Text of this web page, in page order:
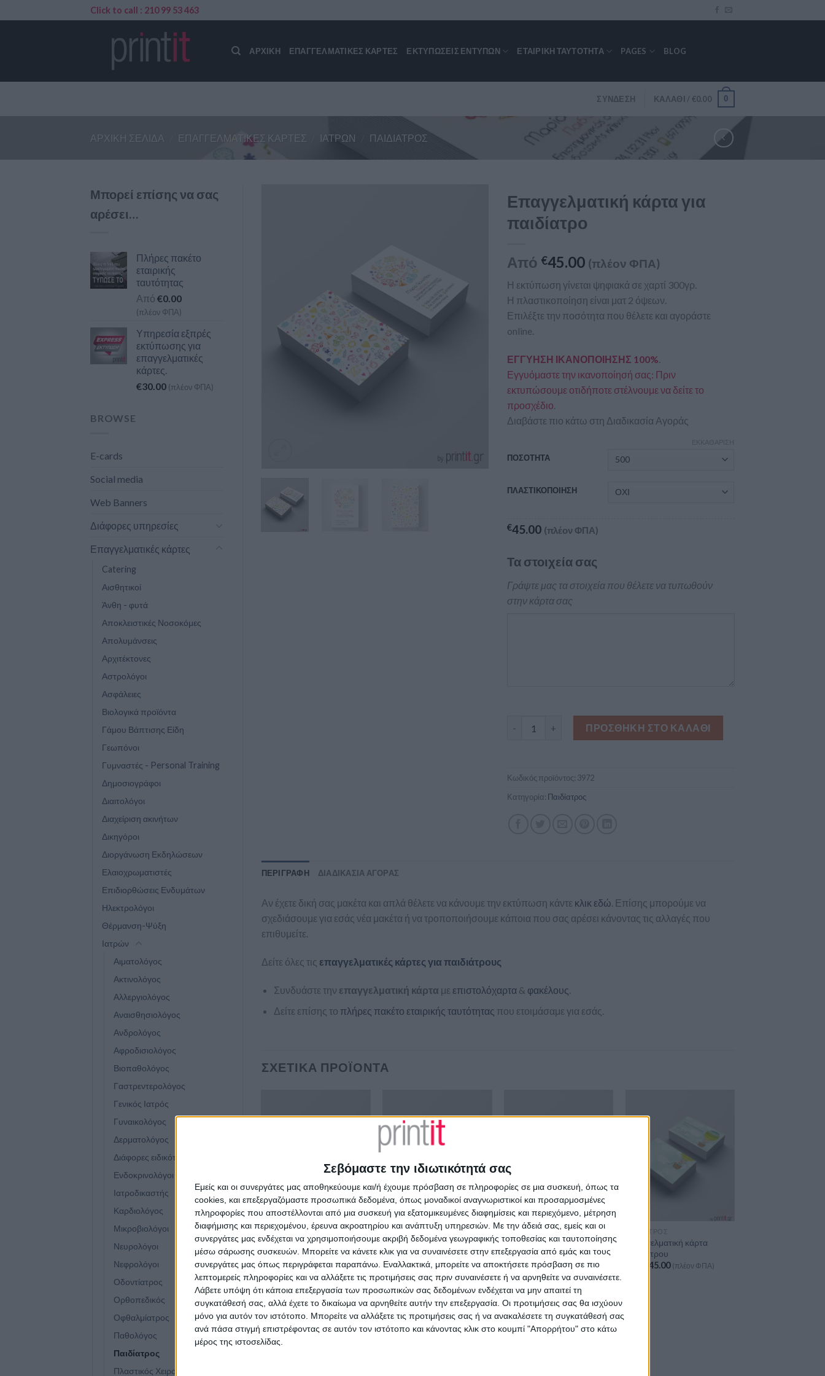
Σεβόμαστε την ιδιωτικότητά σας
Εμείς και οι συνεργάτες μας αποθηκεύουμε και/ή έχουμε πρόσβαση σε πληροφορίες σε μια συσκευή, όπως τα
cookies, και επεξεργαζόμαστε προσωπικά δεδομένα, όπως μοναδικοί αναγνωριστικοί και προσαρμοσμένες
πληροφορίες που αποστέλλονται από μια συσκευή για εξατομικευμένες διαφημίσεις και περιεχόμενο, μέτρηση
διαφήμισης και περιεχομένου, έρευνα ακροατηρίου και ανάπτυξη υπηρεσιών. Με την άδειά σας, εμείς και οι
συνεργάτες μας ενδέχεται να χρησιμοποιήσουμε ακριβή δεδομένα γεωγραφικής τοποθεσίας και ταυτοποίησης
μέσω σάρωσης συσκευών. Μπορείτε να κάνετε κλικ για να συναινέσετε στην επεξεργασία από εμάς και τους
συνεργάτες μας όπως περιγράφεται παραπάνω. Εναλλακτικά, μπορείτε να αποκτήσετε πρόσβαση σε πιο
λεπτομερείς πληροφορίες και να αλλάξετε τις προτιμήσεις σας πριν συναινέσετε ή να αρνηθείτε να συναινέσετε.
Λάβετε υπόψη ότι κάποια επεξεργασία των προσωπικών σας δεδομένων ενδέχεται να μην απαιτεί τη
συγκατάθεσή σας, αλλά έχετε το δικαίωμα να αρνηθείτε αυτήν την επεξεργασία. Οι προτιμήσεις σας θα ισχύουν
μόνο για αυτόν τον ιστότοπο. Μπορείτε να αλλάξετε τις προτιμήσεις σας ή να ανακαλέσετε τη συγκατάθεσή σας
ανά πάσα στιγμή επιστρέφοντας σε αυτόν τον ιστότοπο και κάνοντας κλικ στο κουμπί "Απορρήτου" στο κάτω
μέρος της ιστοσελίδας.
to
Click to call : 210 99 53 463
ΑΡΧΙΚΗ ΕΠΑΓΓΕΛΜΑΤΙΚΈΣ ΚΆΡΤΕΣ ΕΚΤΥΠΩΣΕΙΣ ΕΝΤΥΠΩΝ ΕΤΑΙΡΙΚΉ ΤΑΥΤΌΤΗΤΑ PAGES BLOG
ΣΎΝΔΕΣΗ ΚΑΛΆΘΙ / €0.00 0
ΑΡΧΙΚΉ ΣΕΛΊΔΑ ΕΠΑΓΓΕΛΜΑΤΙΚΈΣ ΚΆΡΤΕΣ ΙΑΤΡΏΝ ΠΑΙΔΊΑΤΡΟΣ
Μπορεί επίσης να σας
αρέσει…
Πλήρες πακέτο
εταιρικής
ταυτότητας
Από €0.00
(πλέον ΦΠΑ)
Υπηρεσία εξπρές
εκτύπωσης για
επαγγελματικές
κάρτες.
€30.00 (πλέον ΦΠΑ)
BROWSE
E-cards
Social media
Web Banners
Διάφορες υπηρεσίες
Επαγγελματικές κάρτες
Catering
Αισθητικοί
Άνθη - φυτά
Αποκλειστικές Νοσοκόμες
Απολυμάνσεις
Αρχιτέκτονες
Αστρολόγοι
Ασφάλειες
Βιολογικά προϊόντα
Γάμου Βάπτισης Είδη
Γεωπόνοι
Γυμναστές - Personal Training
Δημοσιογράφοι
Διαιτολόγοι
Διαχείριση ακινήτων
Δικηγόροι
Διοργάνωση Εκδηλώσεων
Ελαιοχρωματιστές
Επιδιορθώσεις Ενδυμάτων
Ηλεκτρολόγοι
Θέρμανση-Ψύξη
Ιατρών
Αιματολόγος
Ακτινολόγος
Αλλεργιολόγος
Αναισθησιολόγος
Ανδρολόγος
Αφροδισιολόγος
Βιοπαθολόγος
Γαστρεντερολόγος
Γενικός Ιατρός
Γυναικολόγος
Δερματολόγος
Διάφορες ειδικότητες
Ενδοκρινολόγοι
Ιατροδικαστής
Καρδιολόγος
Μικροβιολόγοι
Νευρολόγοι
Νεφρολόγοι
Οδοντίατρος
Ορθοπεδικός
Οφθαλμίατρος
Παθολόγος
Παιδίατρος
Πλαστικός Χειρουργός
Επαγγελματική κάρτα για
παιδίατρο
Από €45.00 (πλέον ΦΠΑ)
Η εκτύπωση γίνεται ψηφιακά σε χαρτί 300γρ.
Η πλαστικοποίηση είναι ματ 2 όψεων.
Επιλέξτε την ποσότητα που θέλετε και αγοράστε
online.
ΕΓΓΥΗΣΗ ΙΚΑΝΟΠΟΙΗΣΗΣ 100%
Εγγυόμαστε την ικανοποίησή σας: Πριν
εκτυπώσουμε οτιδήποτε στέλνουμε να δείτε το
προσχέδιο
Διαβάστε πιο κάτω στη Διαδικασία Αγοράς
ΠΟΣΟΤΗΤΑ
ΠΛΑΣΤΙΚΟΠΟΙΗΣΗ
€45.00 (πλέον ΦΠΑ)
Τα στοιχεία σας
Γράψτε μας τα στοιχεία που θέλετε να τυπωθούν
στην κάρτα σας
Επαγγελματική κάρτα για παιδίατρο ποσότητα
ΠΡΟΣΘΉΚΗ ΣΤΟ ΚΑΛΆΘΙ
Κωδικός προϊόντος: 3972
Κατηγορία: Παιδίατρος
ΠΕΡΙΓΡΑΦΉ ΔΙΑΔΙΚΑΣΊΑ ΑΓΟΡΆΣ
Αν έχετε δική σας μακέτα και απλά θέλετε να κάνουμε την εκτύπωση κάντε κλικ εδώ. Επίσης μπορούμε να
σχεδιάσουμε για εσάς νέα μακέτα ή να τροποποιήσουμε κάποια που σας αρέσει κάνοντας τις αλλαγές που
επιθυμείτε.
Δείτε όλες τις επαγγελματικές κάρτες για παιδιάτρους
Συνδυάστε την επαγγελματική κάρτα με επιστολόχαρτα & φακέλους
Δείτε επίσης το πλήρες πακέτο εταιρικής ταυτότητας που ετοιμάσαμε για εσάς.
ΣΧΕΤΙΚΆ ΠΡΟΪΌΝΤΑ
ΠΑΙΔΊΑΤΡΟΣ
Επαγγελματική κάρτα για
παιδίατρο
Από€45.00 (πλέον ΦΠΑ)
ΠΑΙΔΊΑΤΡΟΣ
Επαγγελματική κάρτα για
παιδίατρο
Από€45.00 (πλέον ΦΠΑ)
ΠΑΙΔΊΑΤΡΟΣ
Παιδιατρική επαγγελματική
κάρτα
Από€45.00 (πλέον ΦΠΑ)
ΠΑΙΔΊΑΤΡΟΣ
Επαγγελματική κάρτα
παιδίατρου
45.00 (πλέον ΦΠΑ)
ΠΑΙΔΊΑΤΡΟΣ
Επαγγελματική κάρτα για
παιδίατρο
Από€ (πλέον ΦΠΑ)